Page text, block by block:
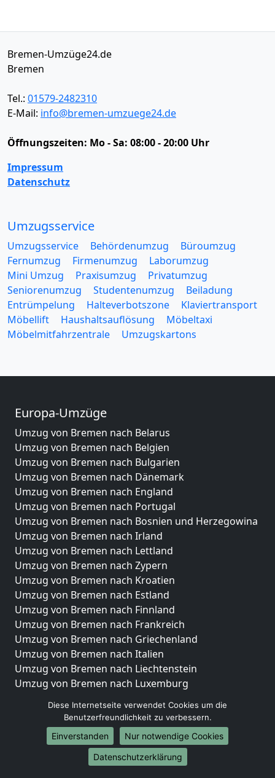
Bremen-Umzüge24.de
Bremen
Tel.: 01579-2482310
E-Mail: info@bremen-umzuege24.de
Öffnungszeiten: Mo - Sa: 08:00 - 20:00 Uhr
Impressum
Datenschutz
Umzugsservice
Umzugsservice Behördenumzug
Büroumzug
Fernumzug
Firmenumzug
Laborumzug
Mini Umzug
Praxisumzug
Privatumzug
Seniorenumzug
Studentenumzug
Beiladung
Entrümpelung
Halteverbotszone
Klaviertransport
Möbellift
Haushaltsauflösung
Möbeltaxi
Möbelmitfahrzentrale
Umzugskartons
Europa-Umzüge
Umzug von Bremen nach Belarus
Umzug von Bremen nach Belgien
Umzug von Bremen nach Bulgarien
Umzug von Bremen nach Dänemark
Umzug von Bremen nach England
Umzug von Bremen nach Portugal
Umzug von Bremen nach Bosnien und Herzegowina
Umzug von Bremen nach Irland
Umzug von Bremen nach Lettland
Umzug von Bremen nach Zypern
Umzug von Bremen nach Kroatien
Umzug von Bremen nach Estland
Umzug von Bremen nach Finnland
Umzug von Bremen nach Frankreich
Umzug von Bremen nach Griechenland
Umzug von Bremen nach Italien
Umzug von Bremen nach Liechtenstein
Umzug von Bremen nach Luxemburg
Umzug von Bremen nach Norwegen
Umzüge-Deutschlandweit
Umzug von Bremen nach Berlin
Diese Internetseite verwendet Cookies um die
Benutzerfreundlichkeit zu verbessern.
Einverstanden
Nur notwendige Cookies
Datenschutzerklärung